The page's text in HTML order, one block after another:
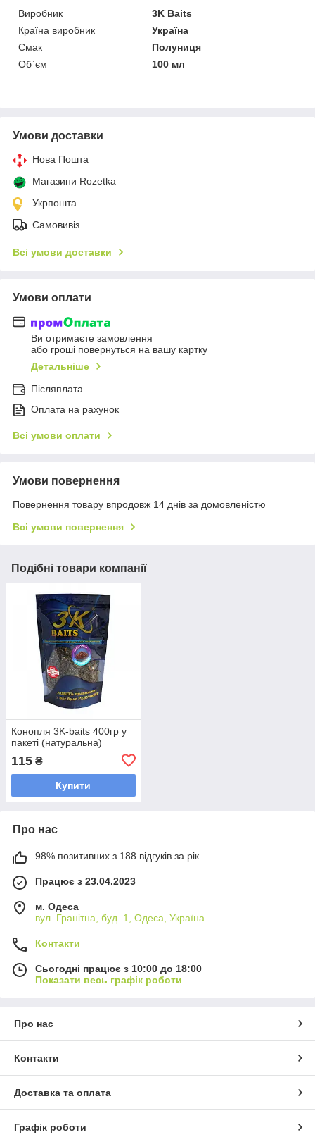
Виробник
3K Baits
Країна виробник
Україна
Смак
Полуниця
Об`єм
100 мл
Умови доставки
Нова Пошта
Магазини Rozetka
Укрпошта
Самовивіз
Всі умови доставки
Умови оплати
Ви отримаєте замовлення
або гроші повернуться на вашу картку
Детальніше
Післяплата
Оплата на рахунок
Всі умови оплати
Умови повернення
Повернення товару впродовж 14 днів за домовленістю
Всі умови повернення
Подібні товари компанії
Конопля 3K-baits 400гр у
пакеті (натуральна)
115 ₴
Купити
Про нас
98% позитивних з 188 відгуків за рік
Працює з 23.04.2023
м. Одеса
вул. Гранітна, буд. 1, Одеса, Україна
Контакти
Сьогодні працює з 10:00 до 18:00
Показати весь графік роботи
Про нас
Контакти
Доставка та оплата
Графік роботи